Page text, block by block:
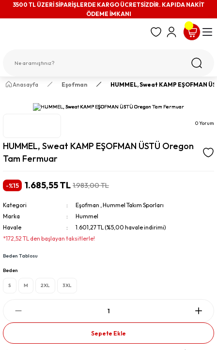
3500 TL ÜZERİ SİPARİŞLERDE KARGO ÜCRETSİZDİR. KAPIDA NAKİT
ÖDEME İMKANI
Anasayfa Eşofman HUMMEL, Sweat KAMP EŞOFMAN
0 Yorum
HUMMEL, Sweat KAMP EŞOFMAN ÜSTÜ Oregon
Tam Fermuar
-%15 1.685,55 TL 1.983,00 TL
Kategori Eşofman ,Hummel Takım Sporları
Marka
Hummel
Havale
1.601,27 TL (%5,00 havale indirimi)
*172,52 TL den başlayan taksitlerle!
Beden Tablosu
Beden
S M 2XL 3XL
Sepete Ekle